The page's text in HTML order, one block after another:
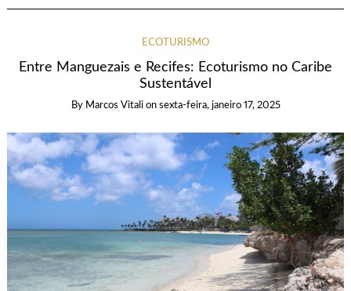
ECOTURISMO
Entre Manguezais e Recifes: Ecoturismo no Caribe
Sustentável
By Marcos Vitali on sexta-feira, janeiro 17, 2025